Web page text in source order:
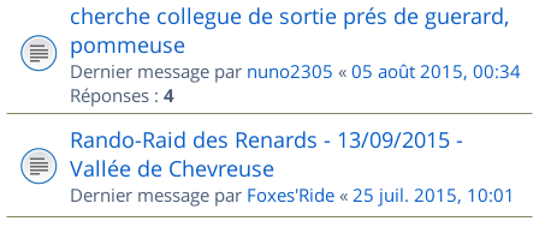
cherche collegue de sortie prés de guerard,
pommeuse
Dernier message par nuno2305 « 05 août 2015, 00:34
Réponses : 4
Rando-Raid des Renards - 13/09/2015 -
Vallée de Chevreuse
Dernier message par Foxes'Ride « 25 juil. 2015, 10:01